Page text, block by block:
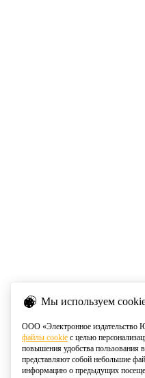
Мы используем
ООО «Электронное издательство
файлы cookie с целью
повышения удобства пользования
представляют собой небольшие
информацию о предыдущих